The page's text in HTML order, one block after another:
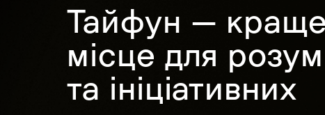
Тайфун — краще
місце для
та ініціативних